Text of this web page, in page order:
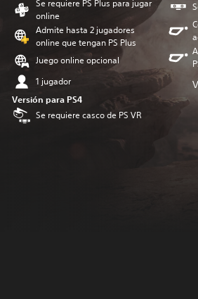
Se requiere PS Plus para jugar
online
Admite hasta 2 jugadores
online que tengan PS Plus
Juego online opcional
1 jugador
Versión para PS4
Se requiere casco de PS VR